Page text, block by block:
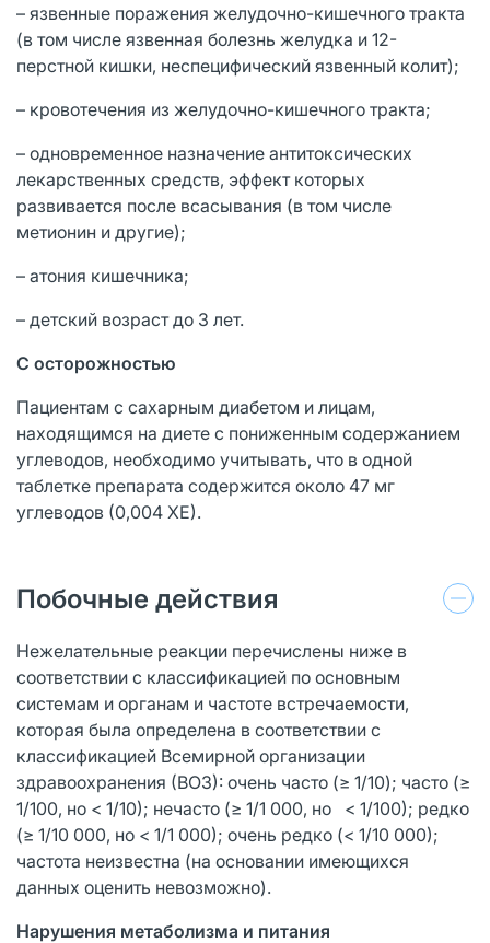
– язвенные поражения желудочно-кишечного тракта
(в том числе язвенная болезнь желудка и 12-
перстной кишки, неспецифический язвенный колит);
– кровотечения из желудочно-кишечного тракта;
– одновременное назначение антитоксических
лекарственных средств, эффект которых
развивается после всасывания (в том числе
метионин и другие);
– атония кишечника;
– детский возраст до 3 лет.
С осторожностью
Пациентам с сахарным диабетом и лицам,
находящимся на диете с пониженным содержанием
углеводов, необходимо учитывать, что в одной
таблетке препарата содержится около 47 мг
углеводов (0,004 ХЕ).
Побочные действия
Нежелательные реакции перечислены ниже в
соответствии с классификацией по основным
системам и органам и частоте встречаемости,
которая была определена в соответствии с
классификацией Всемирной организации
здравоохранения (ВОЗ): очень часто (≥ 1/10); часто (≥
1/100, но < 1/10); нечасто (≥ 1/1 000, но < 1/100); редко
(≥ 1/10 000, но < 1/1 000); очень редко (< 1/10 000);
частота неизвестна (на основании имеющихся
данных оценить невозможно).
Нарушения метаболизма и питания